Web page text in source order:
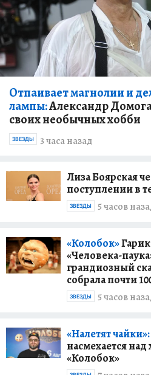
Отпаивает магнолии и
лампы:Александр
своих необычных хобби
3 часа назад
ЗВЕЗДЫ
Лиза Боярская
поступлении в
5 часов
ЗВЕЗДЫ
«Колобок»
«Человека-
грандиозный
собрала почти
5 часов
ЗВЕЗДЫ
«Налетят чайки»:
насмехается
«Колобок»